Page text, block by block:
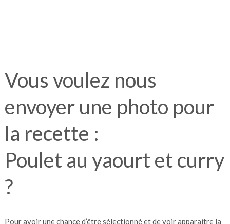
Vous voulez nous
envoyer une photo pour
la recette :
Poulet au yaourt et curry
?
Pour avoir une chance d’être sélectionné et de voir apparaitre la